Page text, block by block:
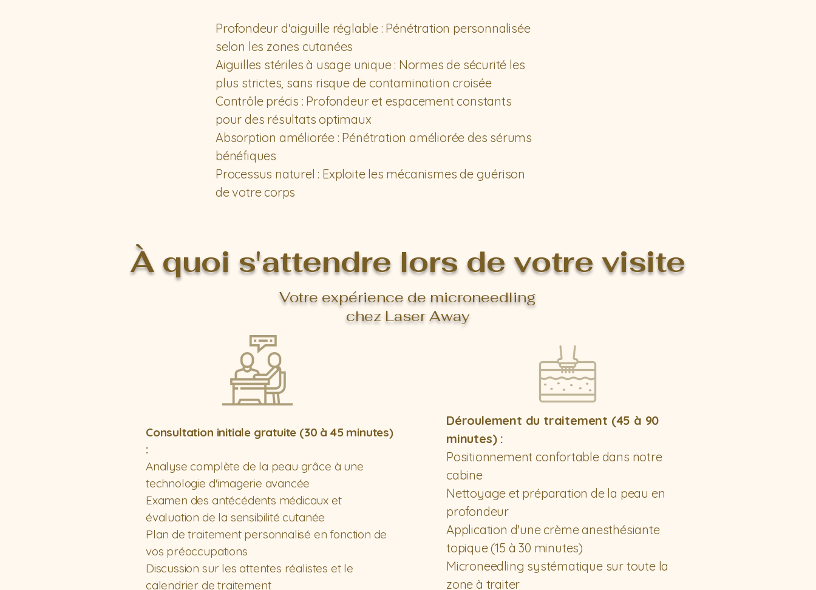
Profondeur d'aiguille réglable : Pénétration personnalisée
selon les zones cutanées
Aiguilles stériles à usage unique : Normes de sécurité les
plus strictes, sans risque de contamination croisée
Contrôle précis : Profondeur et espacement constants
pour des résultats optimaux
Absorption améliorée : Pénétration améliorée des sérums
bénéfiques
Processus naturel : Exploite les mécanismes de guérison
de votre corps
À quoi s'attendre lors de votre visite
Votre expérience de microneedling
chez Laser Away
Consultation initiale gratuite (30 à 45 minutes)
:
Analyse complète de la peau grâce à une
technologie d'imagerie avancée
Examen des antécédents médicaux et
évaluation de la sensibilité cutanée
Plan de traitement personnalisé en fonction de
vos préoccupations
Discussion sur les attentes réalistes et le
calendrier de traitement
Déroulement du traitement (45 à 90
minutes) :
Positionnement confortable dans notre
cabine
Nettoyage et préparation de la peau en
profondeur
Application d'une crème anesthésiante
topique (15 à 30 minutes)
Microneedling systématique sur toute la
zone à traiter